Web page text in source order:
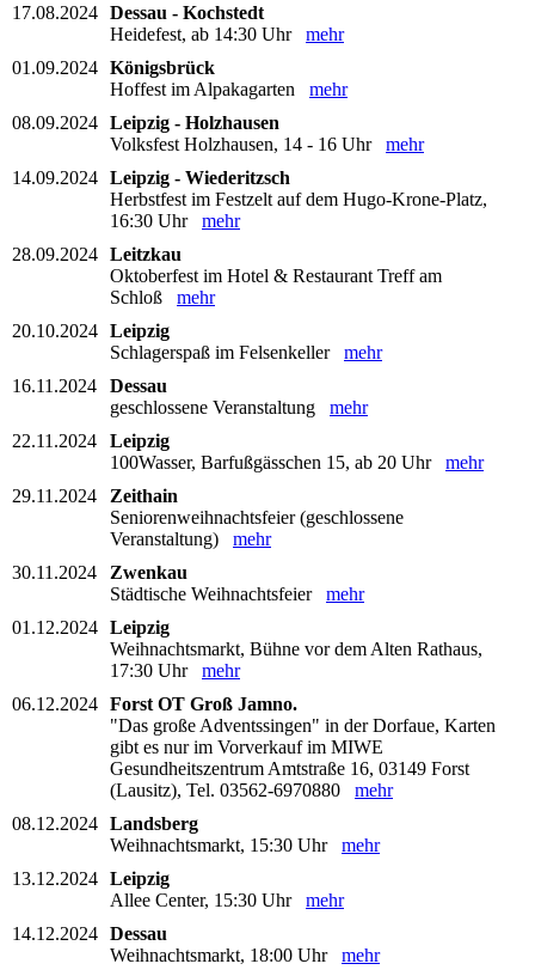
17.08.2024 Dessau - Kochstedt
Heidefest, ab 14:30 Uhr mehr
01.09.2024 Königsbrück
Hoffest im Alpakagarten mehr
08.09.2024 Leipzig - Holzhausen
Volksfest Holzhausen, 14 - 16 Uhr mehr
14.09.2024 Leipzig - Wiederitzsch
Herbstfest im Festzelt auf dem Hugo-Krone-Platz,
16:30 Uhr mehr
28.09.2024 Leitzkau
Oktoberfest im Hotel & Restaurant Treff am
Schloß mehr
20.10.2024 Leipzig
Schlagerspaß im Felsenkeller mehr
16.11.2024
Dessau
geschlossene Veranstaltung mehr
22.11.2024
Leipzig
100Wasser, Barfußgässchen 15, ab 20 Uhr mehr
29.11.2024
Zeithain
Seniorenweihnachtsfeier (geschlossene
Veranstaltung) mehr
30.11.2024
Zwenkau
Städtische Weihnachtsfeier mehr
01.12.2024 Leipzig
Weihnachtsmarkt, Bühne vor dem Alten Rathaus,
17:30 Uhr mehr
06.12.2024 Forst OT Groß Jamno.
"Das große Adventssingen" in der Dorfaue, Karten
gibt es nur im Vorverkauf im MIWE
Gesundheitszentrum Amtstraße 16, 03149 Forst
(Lausitz), Tel. 03562-6970880 mehr
08.12.2024 Landsberg
Weihnachtsmarkt, 15:30 Uhr mehr
13.12.2024 Leipzig
Allee Center, 15:30 Uhr mehr
14.12.2024 Dessau
Weihnachtsmarkt, 18:00 Uhr mehr